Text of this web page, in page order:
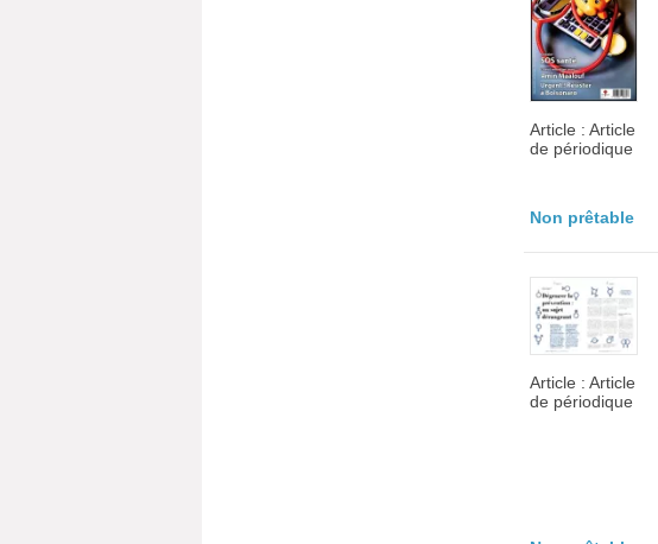
Article : Article
de périodique
Non prêtable
Article : Article
de périodique